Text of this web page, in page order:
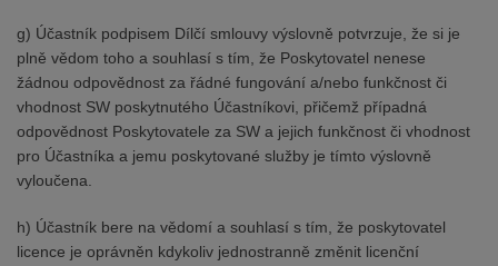
g) Účastník podpisem Dílčí smlouvy výslovně potvrzuje, že si je
plně vědom toho a souhlasí s tím, že Poskytovatel nenese
žádnou odpovědnost za řádné fungování a/nebo funkčnost či
vhodnost SW poskytnutého Účastníkovi, přičemž případná
odpovědnost Poskytovatele za SW a jejich funkčnost či vhodnost
pro Účastníka a jemu poskytované služby je tímto výslovně
vyloučena.
h) Účastník bere na vědomí a souhlasí s tím, že poskytovatel
licence je oprávněn kdykoliv jednostranně změnit licenční